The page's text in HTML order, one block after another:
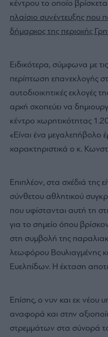
κέντρου το οποίο
πλαίσιο συνέντευξης
δήμαρχος της περιοχής
Ειδικότερα, σύμφωνα με
περίπτωση επανεκλογής
αυτοδιοικητικές εκλογές
αρχή σκοπεύει να
κέντρο χωρητικότητας
«Είναι ένα μεγαλεπήβολο
χαρακτηριστικά ο κ.
Επιπλέον, στα σχέδιά της
σύνθετου αθλητικού
που υφίστανται αυτή τη
για το σημείο όπου
στη συμβολή της
λεωφόρου Βουλιαγμένης
Ευελπίδων. Η έκταση
Επίσης, ο νυν και εκ νέου
αναφορά και στην
στρεμμάτων στα σύνορά